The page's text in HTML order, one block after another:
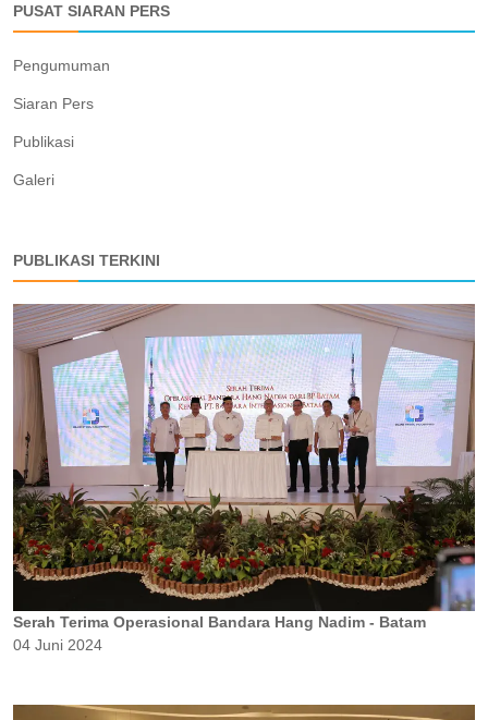
PUSAT SIARAN PERS
Pengumuman
Siaran Pers
Publikasi
Galeri
PUBLIKASI TERKINI
Serah Terima Operasional Bandara Hang Nadim - Batam
04 Juni 2024